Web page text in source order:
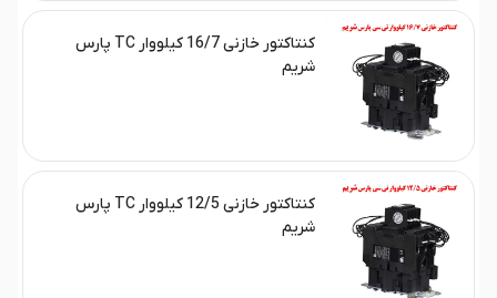
کنتاکتور خازنی 16/7 کیلووار TC پارس
شریم
کنتاکتور خازنی 12/5 کیلووار TC پارس
شریم